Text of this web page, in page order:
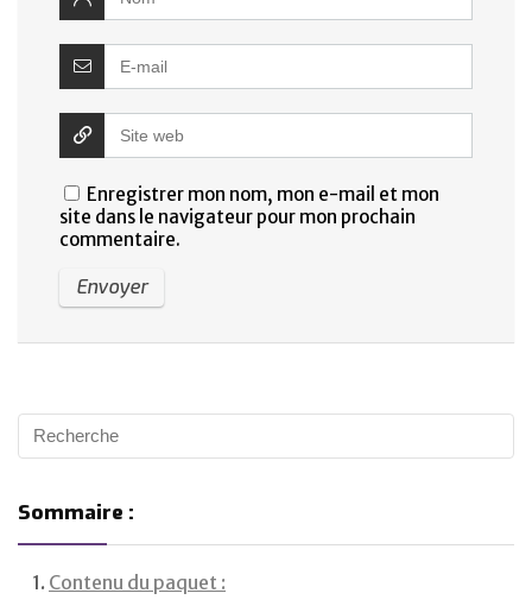
Enregistrer mon nom, mon e-mail et mon
site dans le navigateur pour mon prochain
commentaire.
Sommaire :
Contenu du paquet :